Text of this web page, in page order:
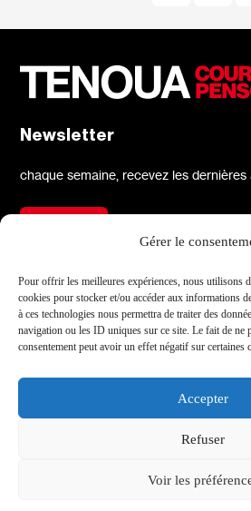
Gérer le
Pour offrir les meilleures expériences, nous utilisons
cookies pour stocker et/ou accéder aux informations
à ces technologies nous permettra de traiter des
navigation ou les ID uniques sur ce site. Le fait de ne
consentement peut avoir un effet négatif sur certaines
Accepter
Refuser
Voir les
Newsletter
chaque semaine, recevez les
À propos
Qui sommes-nous
L'équipe
Archives